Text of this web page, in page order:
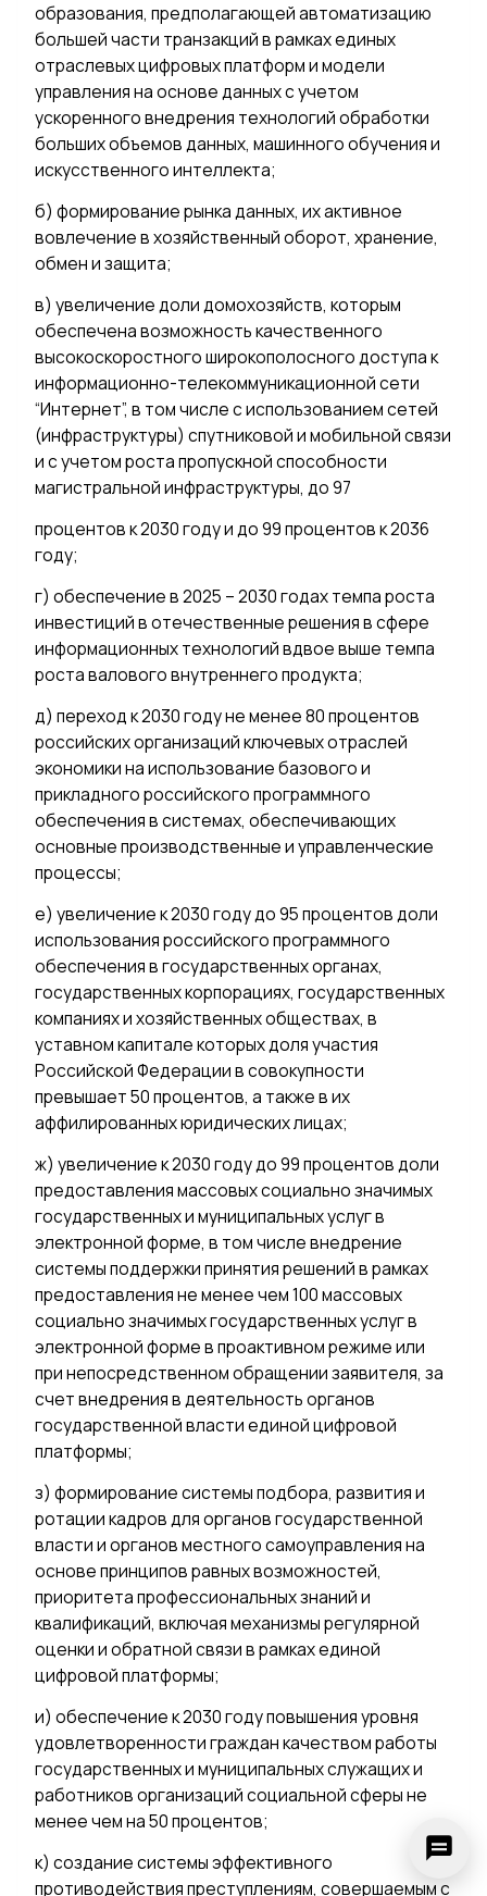
образования, предполагающей автоматизацию
большей части транзакций в рамках единых
отраслевых цифровых платформ и модели
управления на основе данных с учетом
ускоренного внедрения технологий обработки
больших объемов данных, машинного обучения и
искусственного интеллекта;
б) формирование рынка данных, их активное
вовлечение в хозяйственный оборот, хранение,
обмен и защита;
в) увеличение доли домохозяйств, которым
обеспечена возможность качественного
высокоскоростного широкополосного доступа к
информационно-телекоммуникационной сети
“Интернет”, в том числе с использованием сетей
(инфраструктуры) спутниковой и мобильной связи
и с учетом роста пропускной способности
магистральной инфраструктуры, до 97
процентов к 2030 году и до 99 процентов к 2036
году;
г) обеспечение в 2025 – 2030 годах темпа роста
инвестиций в отечественные решения в сфере
информационных технологий вдвое выше темпа
роста валового внутреннего продукта;
д) переход к 2030 году не менее 80 процентов
российских организаций ключевых отраслей
экономики на использование базового и
прикладного российского программного
обеспечения в системах, обеспечивающих
основные производственные и управленческие
процессы;
е) увеличение к 2030 году до 95 процентов доли
использования российского программного
обеспечения в государственных органах,
государственных корпорациях, государственных
компаниях и хозяйственных обществах, в
уставном капитале которых доля участия
Российской Федерации в совокупности
превышает 50 процентов, а также в их
аффилированных юридических лицах;
ж) увеличение к 2030 году до 99 процентов доли
предоставления массовых социально значимых
государственных и муниципальных услуг в
электронной форме, в том числе внедрение
системы поддержки принятия решений в рамках
предоставления не менее чем 100 массовых
социально значимых государственных услуг в
электронной форме в проактивном режиме или
при непосредственном обращении заявителя, за
счет внедрения в деятельность органов
государственной власти единой цифровой
платформы;
з) формирование системы подбора, развития и
ротации кадров для органов государственной
власти и органов местного самоуправления на
основе принципов равных возможностей,
приоритета профессиональных знаний и
квалификаций, включая механизмы регулярной
оценки и обратной связи в рамках единой
цифровой платформы;
и) обеспечение к 2030 году повышения уровня
удовлетворенности граждан качеством работы
государственных и муниципальных служащих и
работников организаций социальной сферы не
менее чем на 50 процентов;
к) создание системы эффективного
противодействия преступлениям, совершаемым с